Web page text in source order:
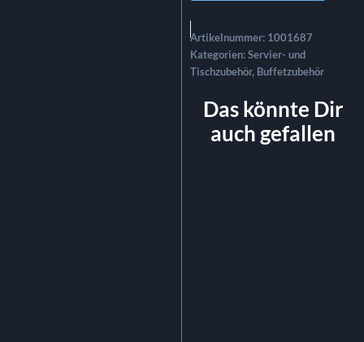
Artikelnummer: 1001687
Kategorien: Servier- und
Tischzubehör, Buffetzubehör
Das könnte Dir
auch gefallen